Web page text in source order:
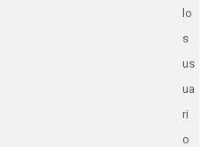
lo
s
us
ua
ri
o